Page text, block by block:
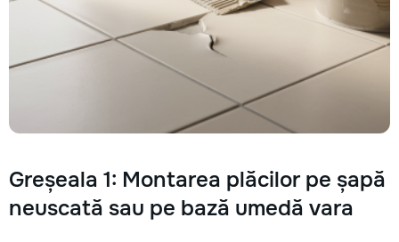
Greșeala 1: Montarea plăcilor pe șapă
neuscată sau pe bază umedă vara